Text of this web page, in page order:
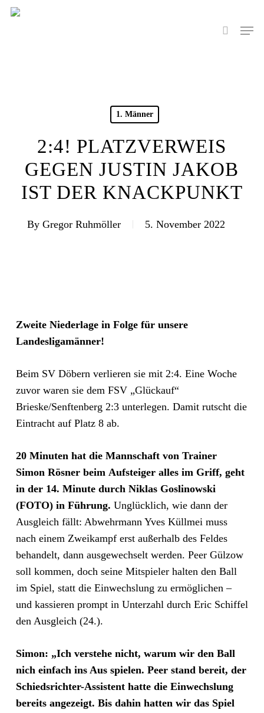
Skip
search
Menu
1. Männer
2:4! PLATZVERWEIS
GEGEN JUSTIN JAKOB
IST DER KNACKPUNKT
By Gregor Ruhmöller 5. November 2022
Zweite Niederlage in Folge für unsere
Landesligamänner!
Beim SV Döbern verlieren sie mit 2:4. Eine Woche
zuvor waren sie dem FSV „Glückauf“
Brieske/Senftenberg 2:3 unterlegen. Damit rutscht die
Eintracht auf Platz 8 ab.
20 Minuten hat die Mannschaft von Trainer
Simon Rösner beim Aufsteiger alles im Griff, geht
in der 14. Minute durch Niklas Goslinowski
(FOTO) in Führung. Unglücklich, wie dann der
Ausgleich fällt: Abwehrmann Yves Küllmei muss
nach einem Zweikampf erst außerhalb des Feldes
behandelt, dann ausgewechselt werden. Peer Gülzow
soll kommen, doch seine Mitspieler halten den Ball
im Spiel, statt die Einwechslung zu ermöglichen –
und kassieren prompt in Unterzahl durch Eric Schiffel
den Ausgleich (24.).
Simon: „Ich verstehe nicht, warum wir den Ball
nich einfach ins Aus spielen. Peer stand bereit, der
Schiedsrichter-Assistent hatte die Einwechslung
bereits angezeigt. Bis dahin hatten wir das Spiel